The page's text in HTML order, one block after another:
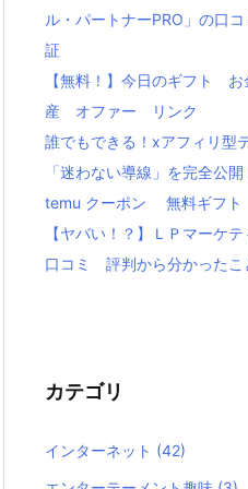
ル・パートナーPRO」の口
証
【無料！】今日のギフト
産 オファー リンク
誰でもできる！xアフィリ型
「迷わない導線」を完全公開
temu クーポン 無料ギフト
【ヤバい！？】ＬＰマー
口コミ 評判から分かったこ
カテゴリ
インターネット (42)